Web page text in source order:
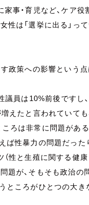
事・育児など、ケア
は「選挙に出る」っ
政策への影響という点
議員は10%前後ですし
えたと言われていて
ろは非常に問題があ
性暴力の問題だった
性と生殖に関する健康
が、そもそも政治の
ところがひとつの大